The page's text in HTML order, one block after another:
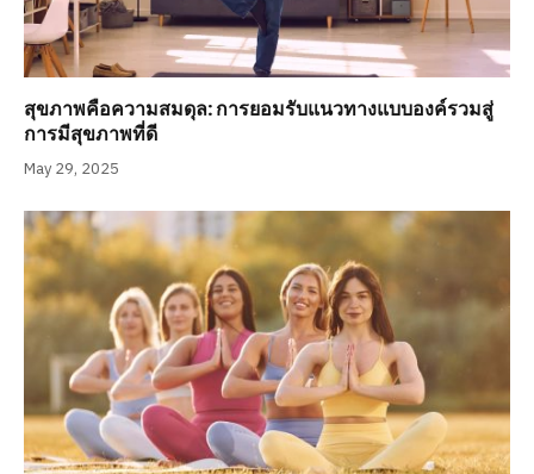
สุขภาพคือความสมดุล: การยอมรับแนวทางแบบองค์รวมสู่
การมีสุขภาพที่ดี
May 29, 2025